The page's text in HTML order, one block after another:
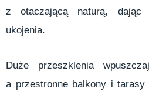
z otaczającą naturą, dając
ukojenia.
Duże przeszklenia
a przestronne balkony i tarasy